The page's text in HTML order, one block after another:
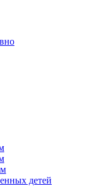
детей